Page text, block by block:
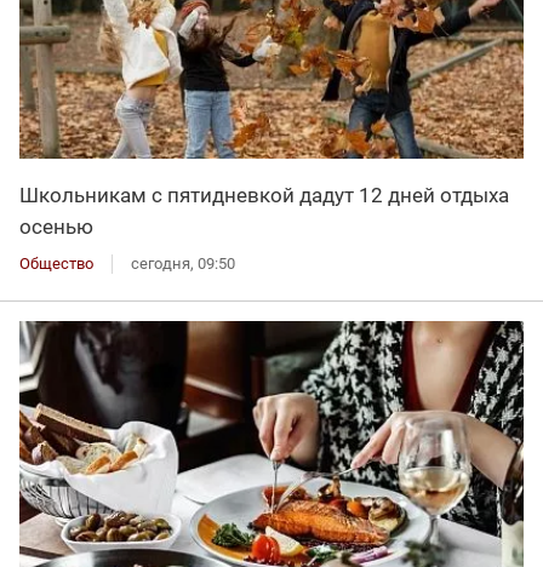
Школьникам с пятидневкой дадут 12 дней отдыха
осенью
Общество сегодня, 09:50